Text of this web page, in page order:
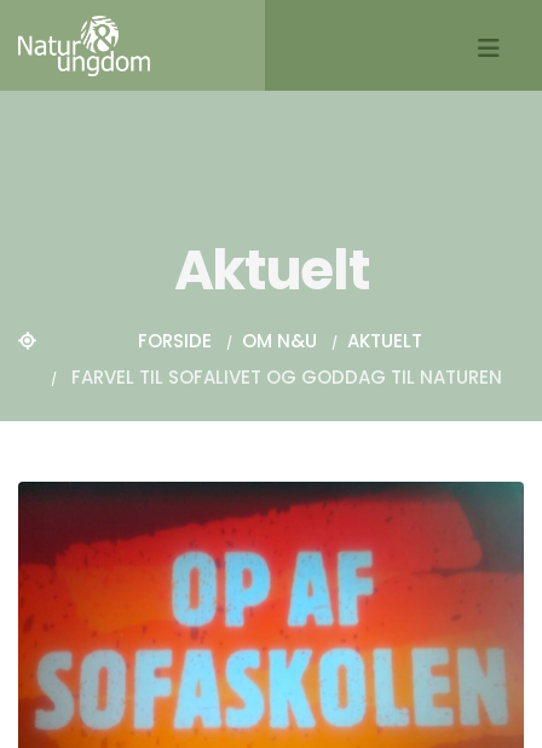
Aktuelt
FORSIDE OM N&U
AKTUELT
FARVEL TIL SOFALIVET OG GODDAG TIL NATUREN